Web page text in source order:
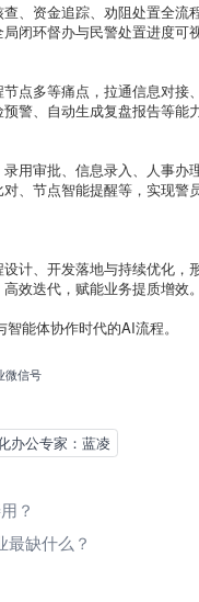
、资金追踪、劝阻处置全流
闭环督办与民警处置进度可
点多等痛点，拉通信息对接
警、自动生成复盘报告等能
用审批、信息录入、人事办
、节点智能提醒等，实现警
计、开发落地与持续优化，
效迭代，赋能业务提质增效。
能体协作时代的AI流程。
微信号
办公专家：蓝凌
？
最缺什么？